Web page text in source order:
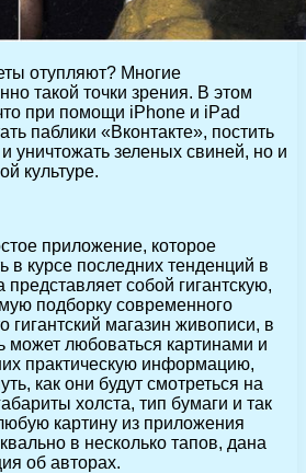
отупляют? Многие
такой точки зрения. В этом
при помощи iPhone и iPad
паблики «Вконтакте», постить
уничтожать зеленых свиней, но и
культуре.
приложение, которое
в курсе последних тенденций в
собой гигантскую,
подборку современного
гигантский магазин живописи, в
может любоваться картинами и
практическую информацию,
как они будут смотреться на
холста, тип бумаги и так
картину из приложения
в несколько тапов, дана
об авторах.